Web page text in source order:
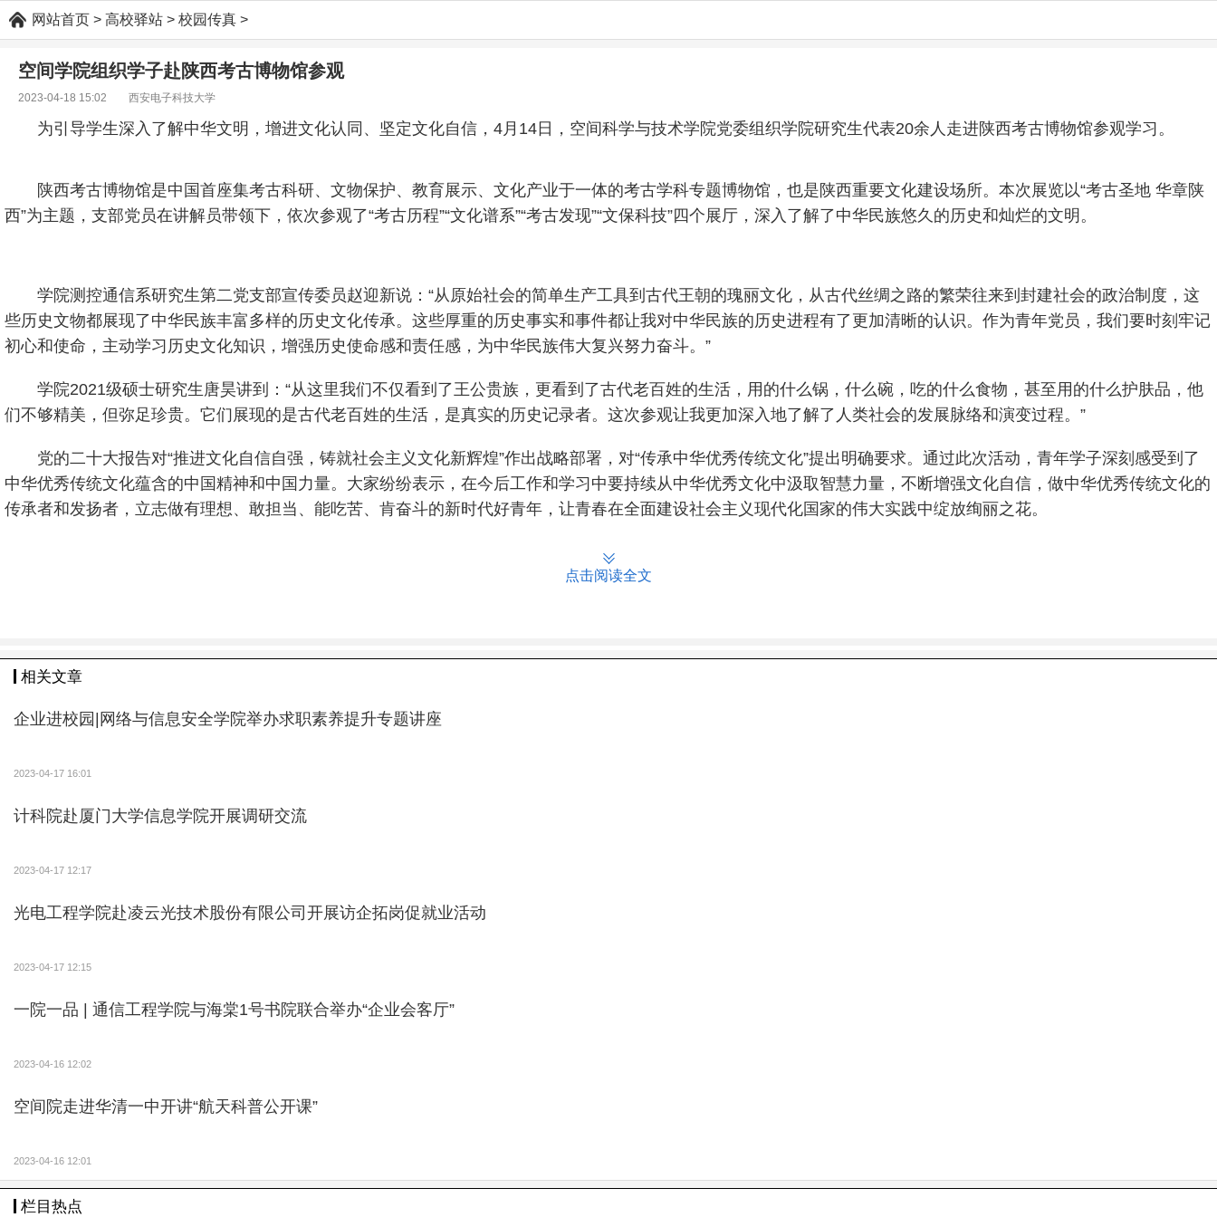
网站首页 > 高校驿站 > 校园传真 >
空间学院组织学子赴陕西考古博物馆参观
2023-04-18 15:02 西安电子科技大学
为引导学生深入了解中华文明，增进文化认同、坚定文化自信，4月14日，空间科学与技术学院党委组织学院研究生代表20余人走进陕西考古博物馆参观学习。
陕西考古博物馆是中国首座集考古科研、文物保护、教育展示、文化产业于一体的考古学科专题博物馆，也是陕西重要文化建设场所。本次展览以“考古圣地 华章陕
西”为主题，支部党员在讲解员带领下，依次参观了“考古历程”“文化谱系”“考古发现”“文保科技”四个展厅，深入了解了中华民族悠久的历史和灿烂的文明。
学院测控通信系研究生第二党支部宣传委员赵迎新说：“从原始社会的简单生产工具到古代王朝的瑰丽文化，从古代丝绸之路的繁荣往来到封建社会的政治制度，这
些历史文物都展现了中华民族丰富多样的历史文化传承。这些厚重的历史事实和事件都让我对中华民族的历史进程有了更加清晰的认识。作为青年党员，我们要时刻牢记
初心和使命，主动学习历史文化知识，增强历史使命感和责任感，为中华民族伟大复兴努力奋斗。”
学院2021级硕士研究生唐昊讲到：“从这里我们不仅看到了王公贵族，更看到了古代老百姓的生活，用的什么锅，什么碗，吃的什么食物，甚至用的什么护肤品，他
们不够精美，但弥足珍贵。它们展现的是古代老百姓的生活，是真实的历史记录者。这次参观让我更加深入地了解了人类社会的发展脉络和演变过程。”
党的二十大报告对“推进文化自信自强，铸就社会主义文化新辉煌”作出战略部署，对“传承中华优秀传统文化”提出明确要求。通过此次活动，青年学子深刻感受到了
中华优秀传统文化蕴含的中国精神和中国力量。大家纷纷表示，在今后工作和学习中要持续从中华优秀文化中汲取智慧力量，不断增强文化自信，做中华优秀传统文化的
传承者和发扬者，立志做有理想、敢担当、能吃苦、肯奋斗的新时代好青年，让青春在全面建设社会主义现代化国家的伟大实践中绽放绚丽之花。
点击阅读全文
相关文章
企业进校园|网络与信息安全学院举办求职素养提升专题讲座
2023-04-17 16:01
计科院赴厦门大学信息学院开展调研交流
2023-04-17 12:17
光电工程学院赴凌云光技术股份有限公司开展访企拓岗促就业活动
2023-04-17 12:15
一院一品 | 通信工程学院与海棠1号书院联合举办“企业会客厅”
2023-04-16 12:02
空间院走进华清一中开讲“航天科普公开课”
2023-04-16 12:01
栏目热点